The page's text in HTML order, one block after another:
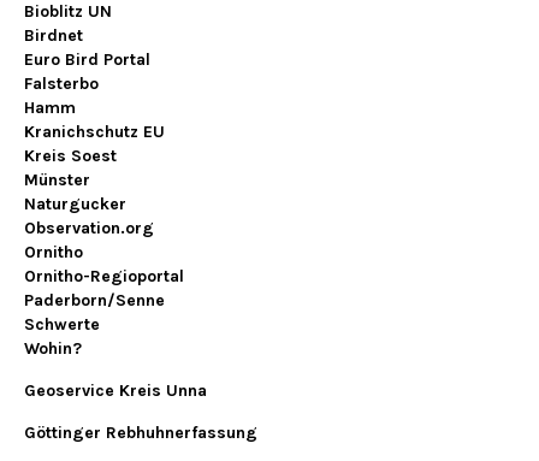
Bioblitz UN
Birdnet
Euro Bird Portal
Falsterbo
Hamm
Kranichschutz EU
Kreis Soest
Münster
Naturgucker
Observation.org
Ornitho
Ornitho-Regioportal
Paderborn/Senne
Schwerte
Wohin?
Geoservice Kreis Unna
Göttinger Rebhuhnerfassung